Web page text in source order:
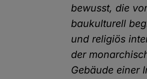
bewusst, die
baukulturell
und religiös
der
Gebäude einer